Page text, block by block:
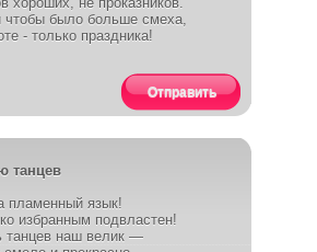
чтобы было больше смеха,
- только праздника!
Отправить
танцев
пламенный язык!
избранным подвластен!
танцев наш велик —